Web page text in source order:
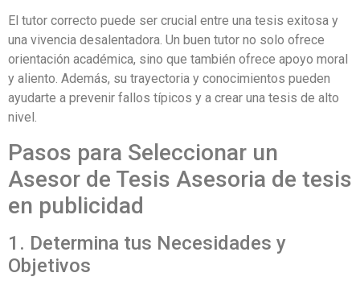
El tutor correcto puede ser crucial entre una tesis exitosa y
una vivencia desalentadora. Un buen tutor no solo ofrece
orientación académica, sino que también ofrece apoyo moral
y aliento. Además, su trayectoria y conocimientos pueden
ayudarte a prevenir fallos típicos y a crear una tesis de alto
nivel.
Pasos para Seleccionar un
Asesor de Tesis Asesoria de tesis
en publicidad
1. Determina tus Necesidades y
Objetivos